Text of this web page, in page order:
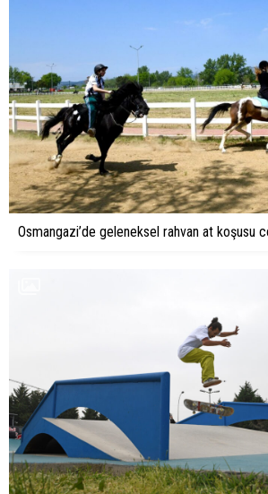
Osmangazi’de geleneksel rahvan at koşusu